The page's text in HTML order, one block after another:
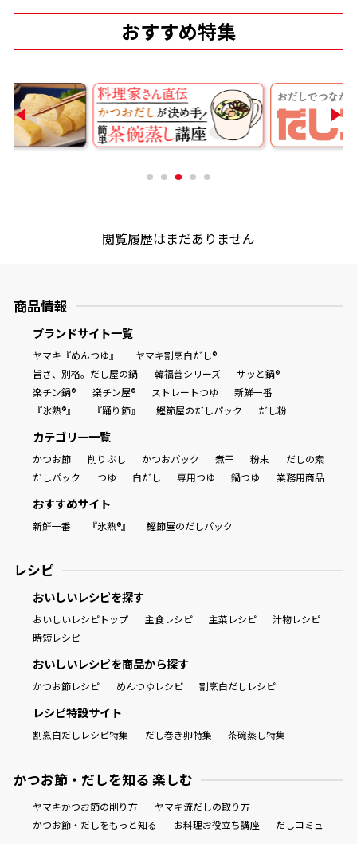
氷熟®︎
だしパック
おすすめ特集
閲覧履歴はまだありません
商品情報
ブランドサイト一覧
ヤマキ『めんつゆ』
ヤマキ割烹白だし®
旨さ、別格。だし屋の鍋
韓福善シリーズ
サッと鍋®
楽チン鍋®
楽チン屋® ストレートつゆ
新鮮一番
『氷熟®』
『踊り節』 鰹節屋のだしパック だし粉
カテゴリー一覧
かつお節 削りぶし かつおパック 煮干 粉末
だしの素
だしパック
つゆ 白だし 専用つゆ 鍋つゆ 業務用商品
おすすめサイト
新鮮一番 『氷熟®』 鰹節屋のだしパック
レシピ
おいしいレシピを探す
おいしいレシピトップ 主食レシピ 主菜レシピ
汁物レシピ
時短レシピ
おいしいレシピを商品から探す
かつお節レシピ めんつゆレシピ 割烹白だしレシピ
レシピ特設サイト
割烹白だしレシピ特集 だし巻き卵特集 茶碗蒸し特集
かつお節・だしを知る 楽しむ
ヤマキかつお節の削り方
ヤマキ流だしの取り方
かつお節・だしをもっと知る
お料理お役立ち講座 だしコミュ